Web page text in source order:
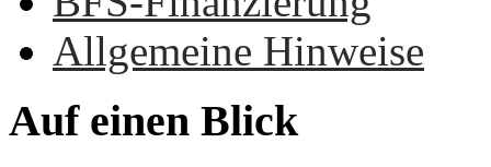
Allgemeine Hinweise
Auf einen Blick